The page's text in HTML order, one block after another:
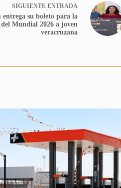
SIGUIENTE ENTRADA
entrega su boleto para la
Mundial 2026 a joven
veracruzana